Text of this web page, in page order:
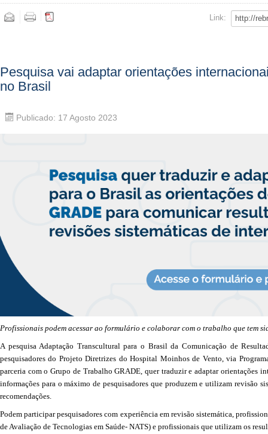
Link:
Pesquisa vai adaptar orientações
no Brasil
Publicado: 17 Agosto 2023
Profissionais podem acessar ao formulário e colaborar com o trabalho que tem
A pesquisa Adaptação Transcultural para o Brasil da Comunicação de
pesquisadores do Projeto Diretrizes do Hospital Moinhos de Vento, via
parceria com o Grupo de Trabalho GRADE, quer traduzir e adaptar orientações
informações para o máximo de pesquisadores que produzem e utilizam revisão
recomendações.
Podem participar pesquisadores com experiência em revisão sistemática,
de Avaliação de Tecnologias em Saúde- NATS) e profissionais que utilizam os